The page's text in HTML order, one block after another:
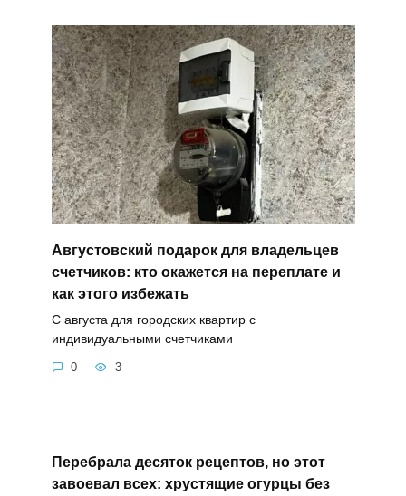
Августовский подарок для владельцев
счетчиков: кто окажется на переплате и
как этого избежать
С августа для городских квартир с
индивидуальными счетчиками
0 3
Перебрала десяток рецептов, но этот
завоевал всех: хрустящие огурцы без